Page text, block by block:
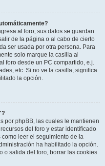
al foro, sus datos se guardan
de la página o al cabo de cierto
ser usada por otra persona. Para
solo marque la casilla al
foro desde un PC compartido, e.j.
etc. Si no ve la casilla, significa
la opción.
por phpBB, las cuales le mantienen
del foro y estar identificado
leer el seguimiento de la
ha habilitado la opción.
o salida del foro, borrar las cookies